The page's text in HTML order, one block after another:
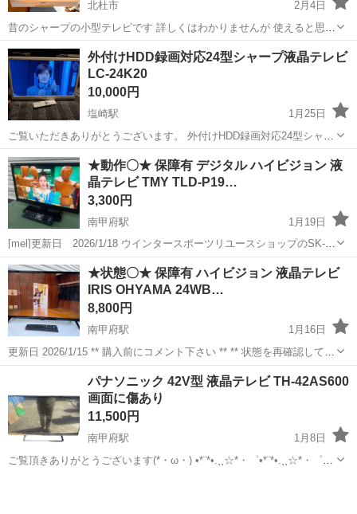
北杜市
2月4日
昔のシャープの小型テレビです 詳しくはわかりませんが 使えると思い
ます 宜しくどうぞ
山梨 北杜市 テレビ 小型
外付けHDD録画対応24型シャープ液晶テレビ
LC-24K20
10,000円
塩崎駅
1月25日
ご覧いただきありがとうございます。 外付けHDD録画対応24型シャー
プ液晶テレビLC-24K20 です。 スタンドが付属しませんが、外付け
HDDに録画できます。立て掛けるか購入者様が工夫してご使用くださ
い。 また、H...
山梨 甲斐市 塩崎駅 テレビ シャープ
★動作〇★ 保障有 デジタル ハイビジョン 液
晶テレビ TMY TLD-P19…
3,300円
南甲府駅
1月19日
[mel]更新日 2026/1/18 ウインタースポーツリユースショップのSK-
NETです スキー、スノボ等のリユースを主体に、ホビー、家電、家
具等も取り扱っております 山梨 SK-NET で検索して頂くと幸いで
す...
山梨 甲府市 南甲府駅 テレビ TLD
★状態〇★ 保障有 ハイビジョン 液晶テレビ
IRIS OHYAMA 24WB…
8,800円
南甲府駅
1月16日
更新日 2026/1/15 ** 購入前にコメント下さい ** ** 状態を再確認してコ
メント返します ** ◆ 商品名 説明 ◆ ハイビジョン 液晶テレビ IRIS
OHYAMA 24WB10 2021...
南甲府駅 テレビ IRIS
パナソニック 42V型 液晶テレビ TH-42AS600
画面に傷あり
11,500円
南甲府駅
1月8日
ご覧頂きありがとうございます(*・ω・) •*¨*•.¸¸☆*・゜•*¨*•.¸¸☆*・゜